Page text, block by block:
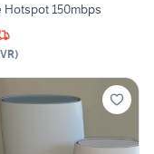
Hotspot 150mbps
VR)